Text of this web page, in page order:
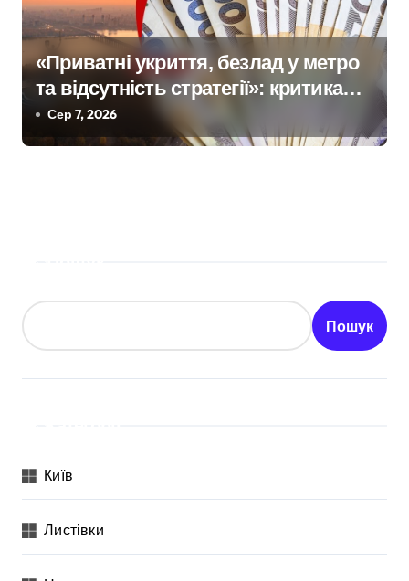
«Приватні укриття, безлад у метро
та відсутність стратегії»: критика
політики безпеки Києва
Сер 7, 2026
Пошук
Київ
Листівки